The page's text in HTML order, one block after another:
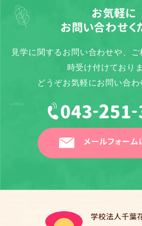
お気軽に
お問い合わせく
見学に関するお問い合わせや、
時受け付けており
どうぞお気軽にお問い合わ
メールフォーム